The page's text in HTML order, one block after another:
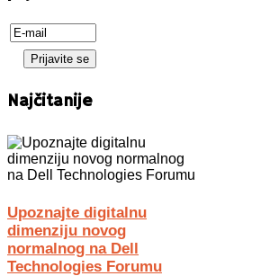
Najčitanije
Upoznajte digitalnu
dimenziju novog
normalnog na Dell
Technologies Forumu